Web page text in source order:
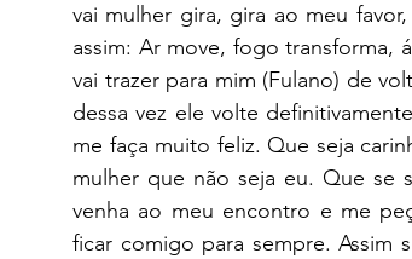
vai mulher gira, gira ao meu
assim: Ar move, fogo transforma,
vai trazer para mim (Fulano) de
dessa vez ele volte
me faça muito feliz. Que seja
mulher que não seja eu. Que se
venha ao meu encontro e me
ficar comigo para sempre. Assim